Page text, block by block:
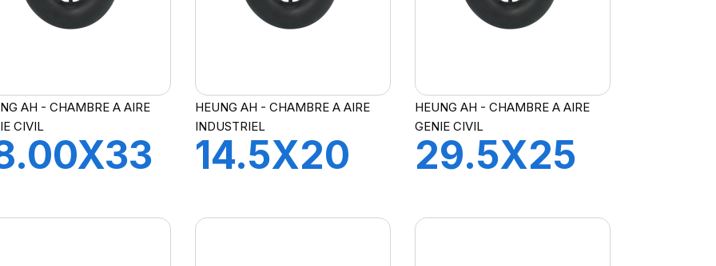
AH - CHAMBRE A AIRE
CIVIL
HEUNG AH - CHAMBRE A AIRE
INDUSTRIEL
14.5X20
HEUNG AH - CHAMBRE A AIRE
GENIE CIVIL
29.5X25